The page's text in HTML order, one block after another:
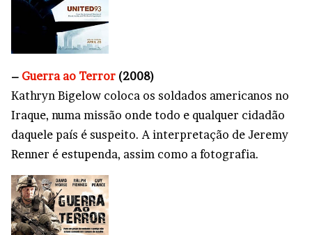
– Guerra ao Terror (2008)
Kathryn Bigelow coloca os soldados americanos no
Iraque, numa missão onde todo e qualquer cidadão
daquele país é suspeito. A interpretação de Jeremy
Renner é estupenda, assim como a fotografia.